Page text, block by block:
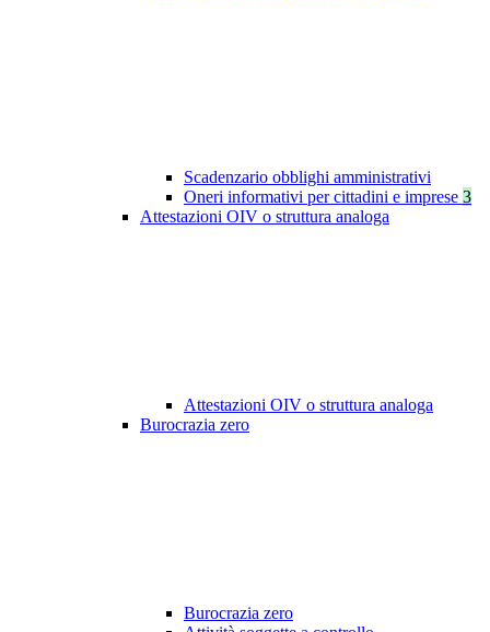
Scadenzario obblighi amministrativi
Oneri informativi per cittadini e imprese 3
Attestazioni OIV o struttura analoga
Attestazioni OIV o struttura analoga
Burocrazia zero
Burocrazia zero